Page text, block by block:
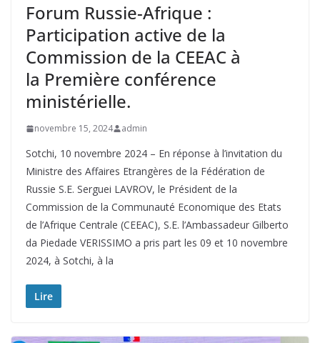
Forum Russie-Afrique :
Participation active de la
Commission de la CEEAC à
la Première conférence
ministérielle.
novembre 15, 2024 admin
Sotchi, 10 novembre 2024 – En réponse à l’invitation du
Ministre des Affaires Etrangères de la Fédération de
Russie S.E. Serguei LAVROV, le Président de la
Commission de la Communauté Economique des Etats
de l’Afrique Centrale (CEEAC), S.E. l’Ambassadeur Gilberto
da Piedade VERISSIMO a pris part les 09 et 10 novembre
2024, à Sotchi, à la
Lire